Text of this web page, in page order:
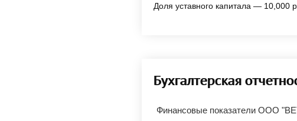
Доля уставного капитала — 10,000
Бухгалтерская
Финансовые показатели ООО